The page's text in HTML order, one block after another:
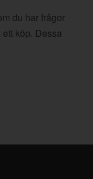
du har frågor
köp. Dessa